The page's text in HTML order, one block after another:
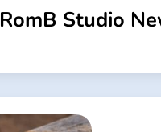
RomB Studio